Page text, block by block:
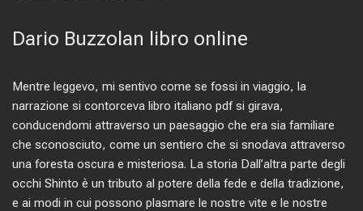
Dario Buzzolan libro online
Mentre leggevo, mi sentivo come se fossi in viaggio, la
narrazione si contorceva libro italiano pdf si girava,
conducendomi attraverso un paesaggio che era sia familiare
che sconosciuto, come un sentiero che si snodava attraverso
una foresta oscura e misteriosa. La storia Dall’altra parte degli
occhi Shinto è un tributo al potere della fede e della tradizione,
e ai modi in cui possono plasmare le nostre vite e le nostre